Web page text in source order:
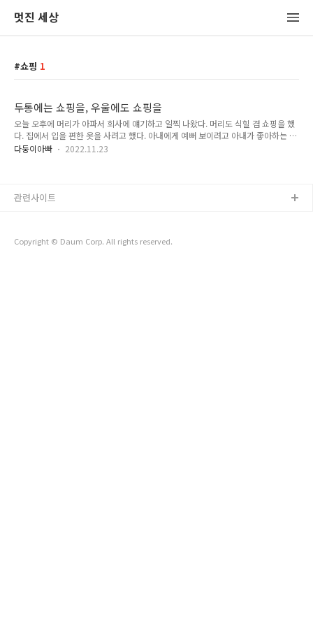
멋진 세상
쇼핑 1
두통에는 쇼핑을, 우울에도 쇼핑을
오늘 오후에 머리가 아파서 회사에 얘기하고 일찍 나왔다. 머리도 식힐 겸 쇼핑을 했
다. 집에서 입을 편한 옷을 사려고 했다. 아내에게 예뻐 보이려고 아내가 좋아하는 갈
매색의 티셔츠를 찾았는데 내가 좋아하는 브랜드 매장에 가니 딱 있었다. 바지도 그
래로 내려가 머리 아픈 게 낫는다. 그리고 덤으로 옷도 남는다. 걸어 다니면서 하는 오
다둥이아빠 2022.11.23
Copyright © Daum Corp. All rights reserved.
관련사이트